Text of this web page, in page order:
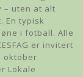
– uten at alt
En typisk
i fotball. Alle
er invitert
oktober
Lokale